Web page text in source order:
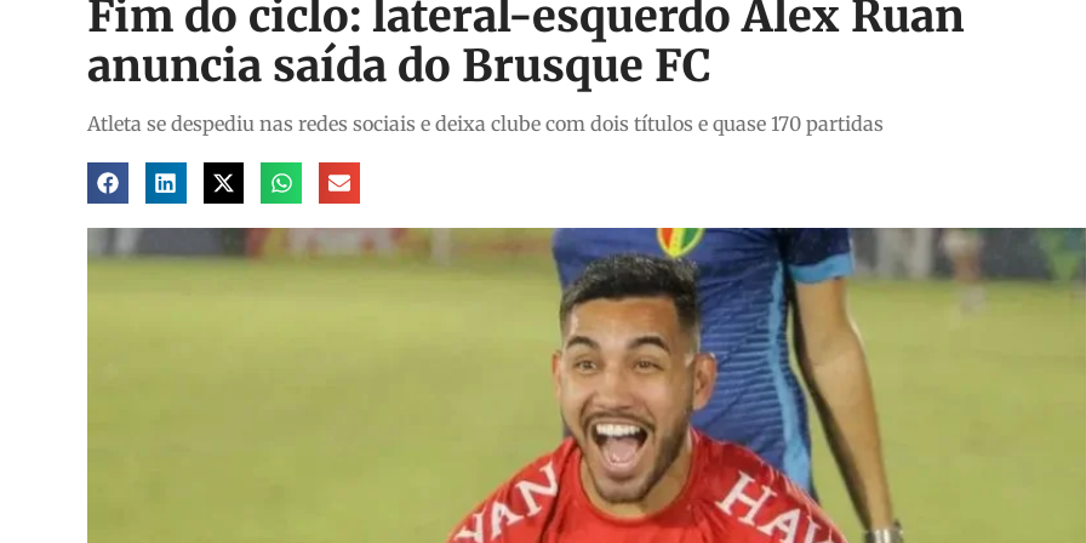
Fim do ciclo: lateral-esquerdo Alex Ruan
anuncia saída do Brusque FC
Atleta se despediu nas redes sociais e deixa clube com dois títulos e quase 170 partidas